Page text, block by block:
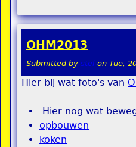
OHM2013
Submitted by stel on Tue,
Hier bij wat foto's van
Hier nog wat
opbouwen
koken